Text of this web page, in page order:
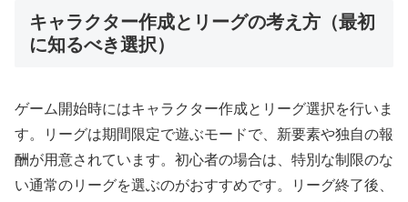
キャラクター作成とリーグの考え方（最初
に知るべき選択）
ゲーム開始時にはキャラクター作成とリーグ選択を行いま
す。リーグは期間限定で遊ぶモードで、新要素や独自の報
酬が用意されています。初心者の場合は、特別な制限のな
い通常のリーグを選ぶのがおすすめです。リーグ終了後、